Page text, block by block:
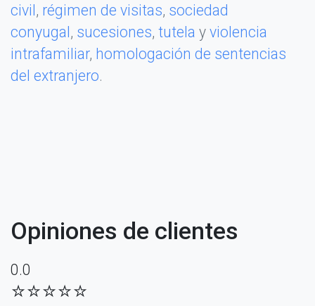
civil , régimen de visitas, sociedad
conyugal , sucesiones, tutela y violencia
intrafamiliar, homologación de sentencias
del extranjero.
Opiniones de clientes
0.0
☆☆☆☆☆